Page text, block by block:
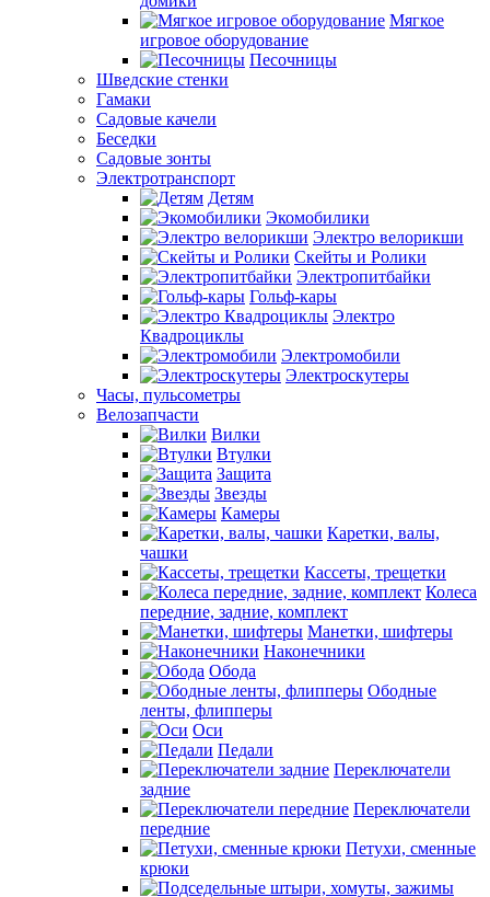
Мягкое
игровое оборудование
Песочницы
Шведские стенки
Гамаки
Садовые качели
Беседки
Садовые зонты
Электротранспорт
Детям
Экомобилики
Электро велорикши
Скейты и Ролики
Электропитбайки
Гольф-кары
Электро
Квадроциклы
Электромобили
Электроскутеры
Часы, пульсометры
Велозапчасти
Вилки
Втулки
Защита
Звезды
Камеры
Каретки, валы,
чашки
Кассеты, трещетки
Колеса
передние, задние, комплект
Манетки, шифтеры
Наконечники
Обода
Ободные
ленты, флипперы
Оси
Педали
Переключатели
задние
Переключатели
передние
Петухи, сменные
крюки